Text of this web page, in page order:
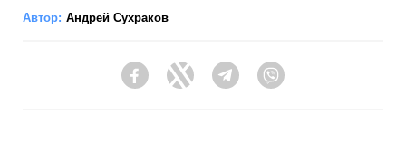
Автор: Андрей Сухраков
FacebookTwitter Telegram